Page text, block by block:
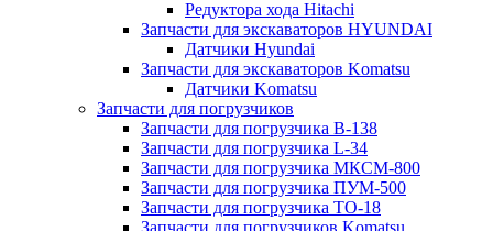
Редуктора хода Hitachi
Запчасти для экскаваторов HYUNDAI
Датчики Hyundai
Запчасти для экскаваторов Komatsu
Датчики Komatsu
Запчасти для погрузчиков
Запчасти для погрузчика B-138
Запчасти для погрузчика L-34
Запчасти для погрузчика МКСМ-800
Запчасти для погрузчика ПУМ-500
Запчасти для погрузчика ТО-18
Запчасти для погрузчиков Komatsu